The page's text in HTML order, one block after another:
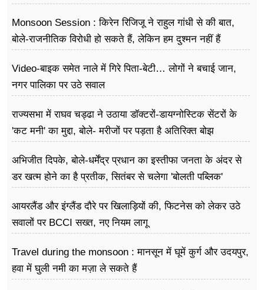
Monsoon Session : किरेन रिजिजू ने राहुल गांधी से की बात,
बोले-राजनीतिक विरोधी हो सकते हैं, लेकिन हम दुश्मन नहीं हैं
Video-बाइक समेत नाले में गिरे पिता-बेटी… लोगों ने बचाई जान,
नगर पालिका पर उठे सवाल
राज्यसभा में राघव चड्ढा ने उठाया डॉक्टरों-डायग्नोस्टिक सेंटरों के
'कट मनी' का मुद्दा, बोले- मरीजों पर पड़ता है अ​तिरिक्त बोझ
अभिजीत दिपके, बोले-धर्मेंद्र प्रधान का इस्तीफा जनता के अंदर से
डर खत्म होने का है प्रतीक, सितंबर से चलेगा 'बोलती पब्लिक'
आयरलैंड और इंग्लैंड दौरे पर खिलाड़ियों की, फिटनेस को लेकर उठे
सवालों पर BCCI सख्त, नए नियम लागू
Travel during the monsoon : मानसून में घूमें कुर्ग और उदयपुर,
हवा में घुली नमी का मज़ा ले सकते हैं